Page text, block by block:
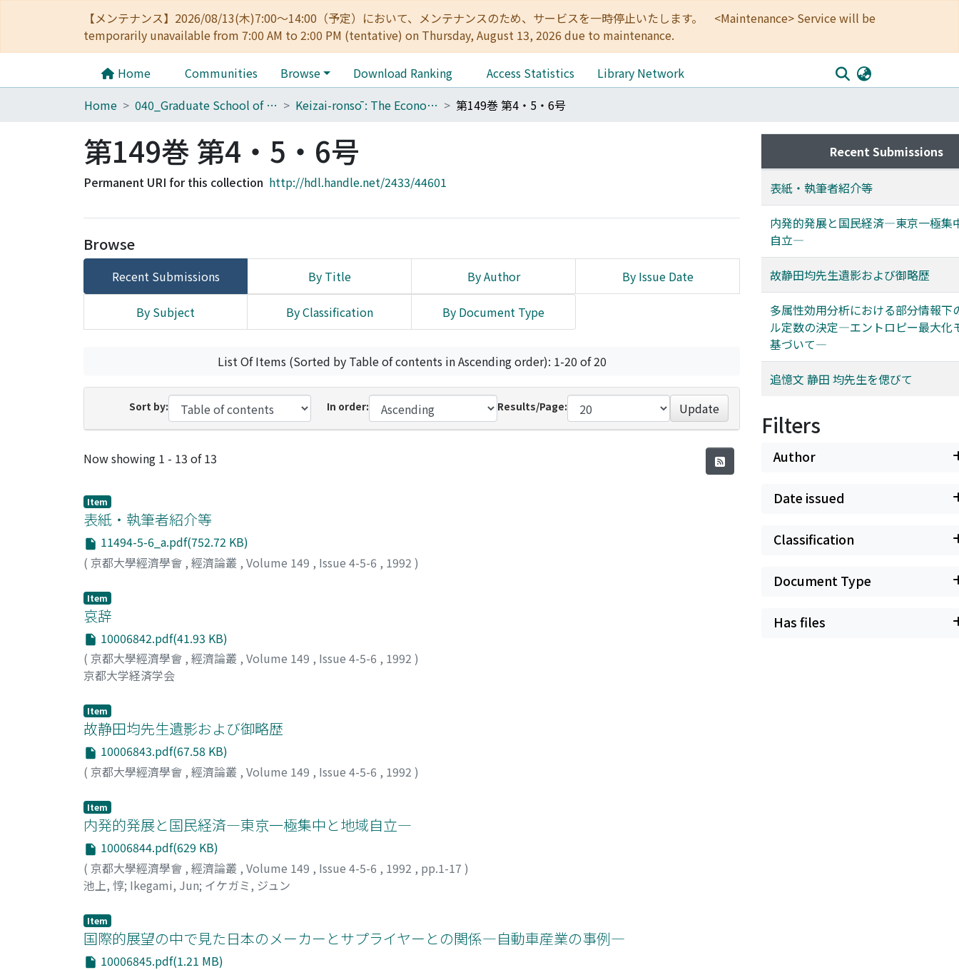
【メンテナンス】2026/08/13(木)7:00～14:00（予定）において、メンテナンスのため、サービスを一時停止いたします。 <Maintenance> Service will be
temporarily unavailable from 7:00 AM to 2:00 PM (tentative) on Thursday, August 13, 2026 due to maintenance.
Home Communities Browse Download Ranking Access Statistics
Library Network
Home
040_Graduate School of Economics Keizai-ronsō : The Economic Review 第149巻 第4・5・6号
第149巻 第4・5・6号
Permanent URI for this collection http://hdl.handle.net/2433/44601
Browse
Recent Submissions By Title By Author By Issue Date
By Subject By Classification By Document Type
List Of Items (Sorted by Table of contents in Ascending order): 1-20 of 20
Sort by: In order: Results/Page: Update
Recent Submissions
Now showing 1 - 13 of 13
Item
表紙・執筆者紹介等
11494-5-6_a.pdf(752.72 KB)
( 京都大學經濟學會 , 經濟論叢 , Volume 149 , Issue 4-5-6 , 1992 )
Item
哀辞
10006842.pdf(41.93 KB)
( 京都大學經濟學會 , 經濟論叢 , Volume 149 , Issue 4-5-6 , 1992 )
京都大学経済学会
Item
故静田均先生遺影および御略歴
10006843.pdf(67.58 KB)
( 京都大學經濟學會 , 經濟論叢 , Volume 149 , Issue 4-5-6 , 1992 )
Item
内発的発展と国民経済―東京一極集中と地域自立―
10006844.pdf(629 KB)
( 京都大學經濟學會 , 經濟論叢 , Volume 149 , Issue 4-5-6 , 1992 , pp.1-17 )
池上, 惇; Ikegami, Jun; イケガミ, ジュン
Item
国際的展望の中で見た日本のメーカーとサプライヤーとの関係―自動車産業の事例―
10006845.pdf(1.21 MB)
Recent Submissions
表紙・執筆者紹介等
内発的発展と国民経済―東京一極集
自立―
故静田均先生遺影および御略歴
多属性効用分析における部分情報下
ル定数の決定―エントロピー最大化
基づいて―
追憶文 静田 均先生を偲びて
Filters
Author
Date issued
Classification
Document Type
Has files